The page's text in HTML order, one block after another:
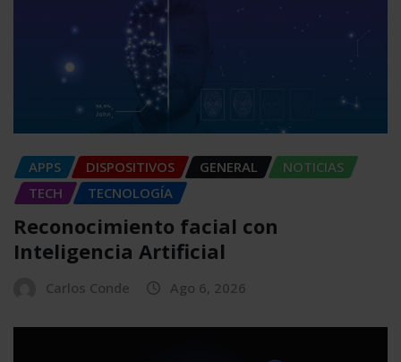
APPS DISPOSITIVOS GENERAL
NOTICIAS
TECH
TECNOLOGÍA
Reconocimiento facial con
Inteligencia Artificial
Carlos Conde Ago 6, 2026